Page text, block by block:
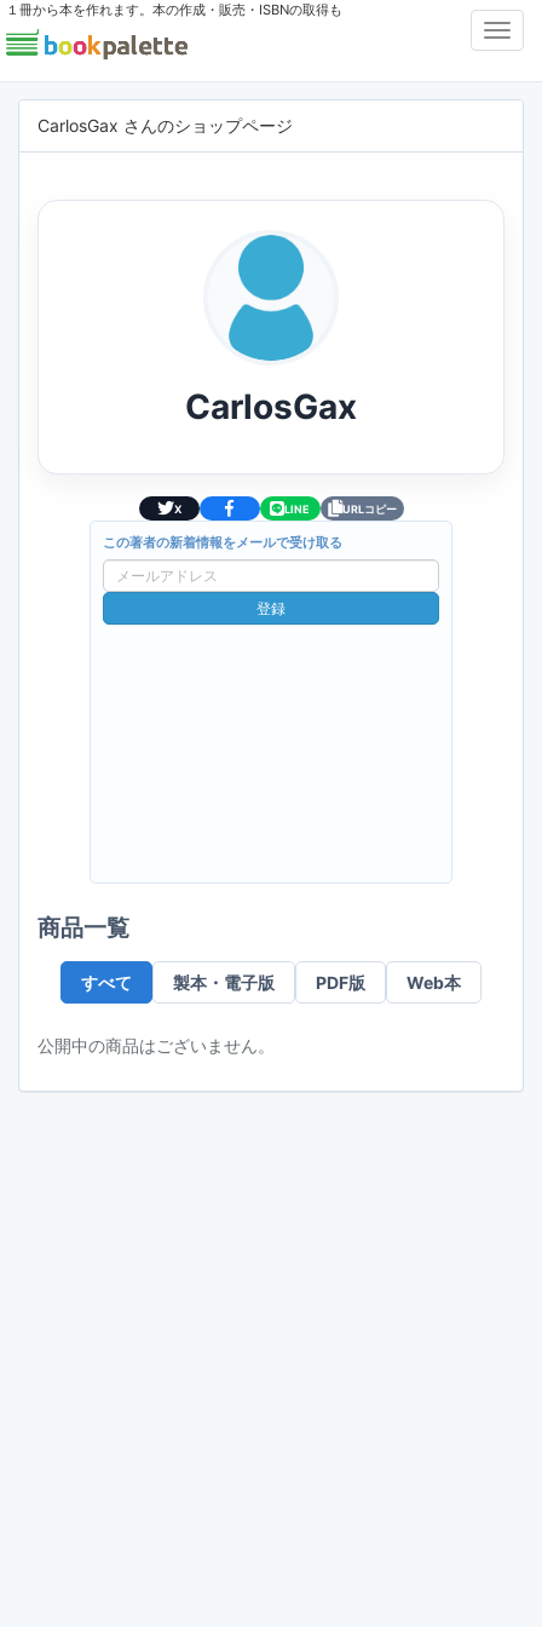
１冊から本を作れます。本の作成・販売・ISBNの取得も
CarlosGax さんのショップページ
CarlosGax
X LINE URLコピー
この著者の新着情報をメールで受け取る
ー
ル
登録
商品一覧
すべて 製本・電子版 PDF版 Web本
公開中の商品はございません。